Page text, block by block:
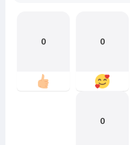
0 0
0